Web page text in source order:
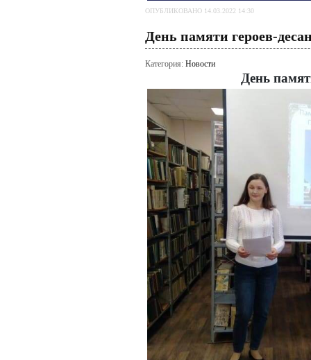
ОПУБЛИКОВАНО 14.03.2022 14:30
День памяти героев-
Категория: Новости
День